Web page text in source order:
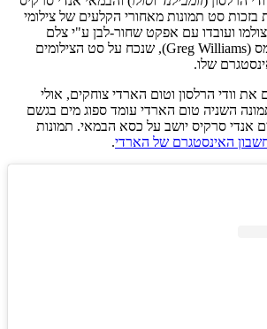
סט תמונות מאחורי הקלעים של צילומי
ועובדו עם אפקט שחור-לבן ע"י צלם
אומנות בשם גרג וויליאמס (Greg Williams), שנכח על סט הצילומים
שלו.
וודי הרלסון וטום הארדי צוחקים, אולי
השניה טום הארדי עומד ספוג מים בגשם
אנדי סרקיס יושב על כסא הבמאי. תמונות
האינסטגרם של הארדי.